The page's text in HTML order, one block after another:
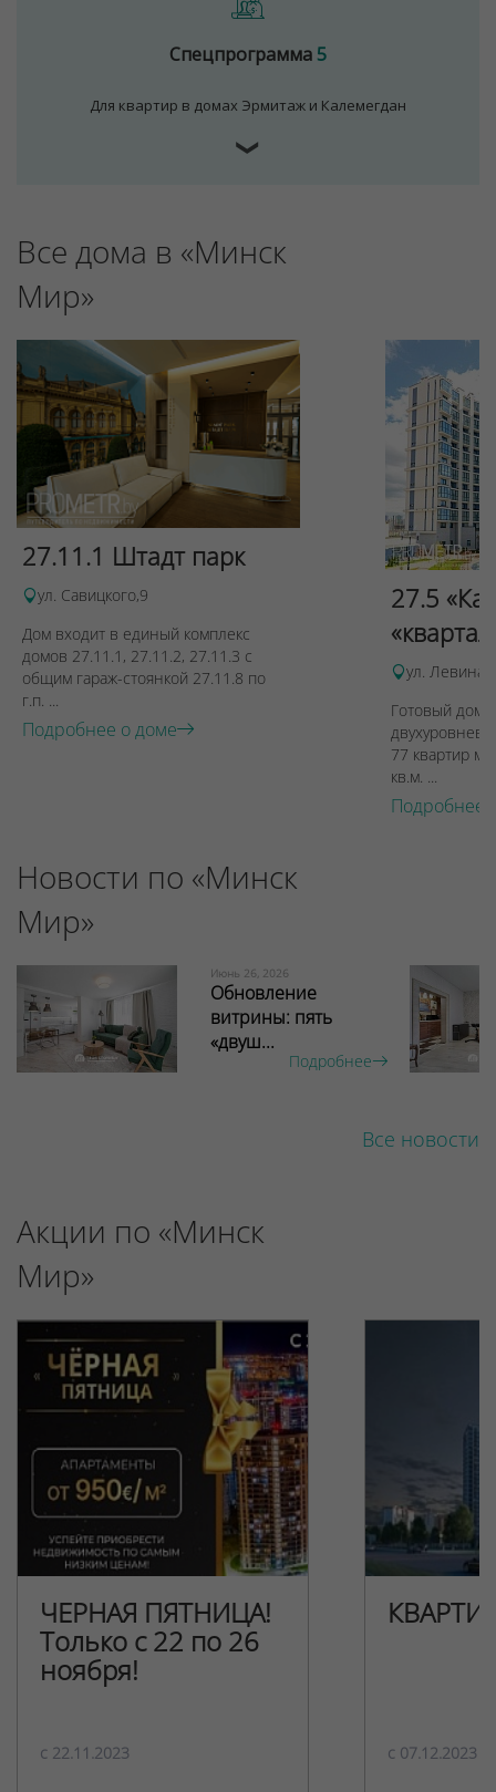
Спецпрограмма5
Для квартир в домах Эрмитаж и Калемегдан
❯
Все дома в «Минск
Мир»
27.11.1 Штадт парк
ул. Савицкого,9
Дом входит в единый комплекс
домов 27.11.1, 27.11.2, 27.11.3 с
общим гараж-стоянкой 27.11.8 по
г.п. ...
Подробнее о доме
27.5
ул. Левина,
Готовый дом
77 квартир
кв.м. ...
Подробнее
Новости по «Минск
Мир»
Июнь 26, 2026
Обновление
витрины: пять
«двуш...
Подробнее
Все новости
Акции по «Минск
Мир»
ЧЕРНАЯ ПЯТНИЦА!
Только с 22 по 26
ноября!
c 22.11.2023 c 07.12.2023
используются cookies